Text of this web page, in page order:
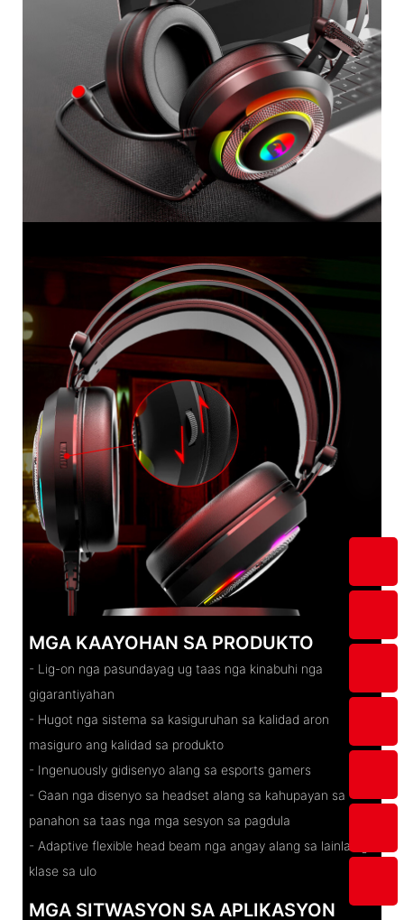
MGA KAAYOHAN SA PRODUKTO
- Lig-on nga pasundayag ug taas nga kinabuhi nga
gigarantiyahan
- Hugot nga sistema sa kasiguruhan sa kalidad aron
masiguro ang kalidad sa produkto
- Ingenuously gidisenyo alang sa esports gamers
- Gaan nga disenyo sa headset alang sa kahupayan sa
panahon sa taas nga mga sesyon sa pagdula
- Adaptive flexible head beam nga angay alang sa lainlaing
klase sa ulo
MGA SITWASYON SA APLIKASYON